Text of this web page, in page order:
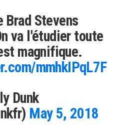
Brad Stevens
va l'étudier toute
magnifique.
mmhkIPqL7F
Dunk
May 5, 2018